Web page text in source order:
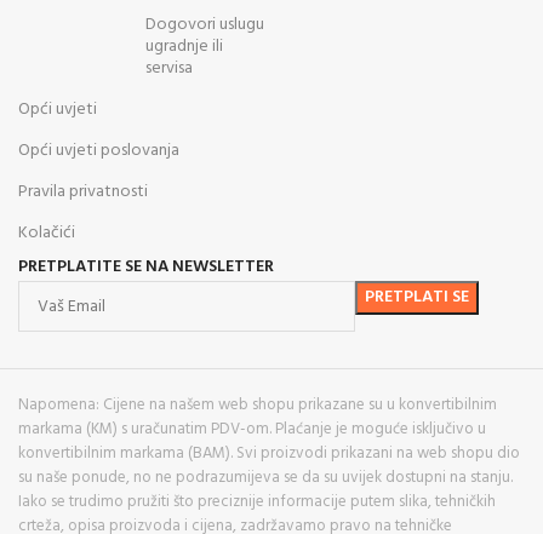
Dogovori uslugu
ugradnje ili
servisa
Opći uvjeti
Opći uvjeti poslovanja
Pravila privatnosti
Kolačići
PRETPLATITE SE NA NEWSLETTER
Napomena: Cijene na našem web shopu prikazane su u konvertibilnim
markama (KM) s uračunatim PDV-om. Plaćanje je moguće isključivo u
konvertibilnim markama (BAM). Svi proizvodi prikazani na web shopu dio
su naše ponude, no ne podrazumijeva se da su uvijek dostupni na stanju.
Iako se trudimo pružiti što preciznije informacije putem slika, tehničkih
crteža, opisa proizvoda i cijena, zadržavamo pravo na tehničke